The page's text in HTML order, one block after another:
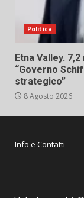
Politica
Etna Valley.
“Governo
strategico”
8 Agosto 2026
Info e Contatti